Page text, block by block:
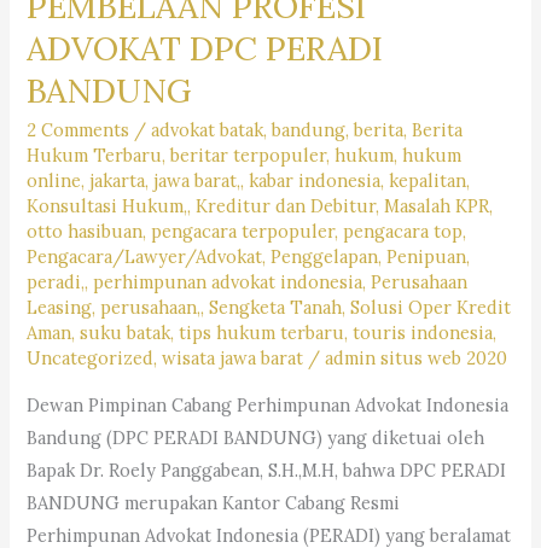
KATA
HUKUM
???
ADVOKAT DPC PERADI
BANDUNG
2 Comments /advokat batak,bandung,berita,Berita
Hukum Terbaru,beritar terpopuler,hukum,hukum
online,jakarta,jawa barat,,kabar indonesia,kepalitan,
Konsultasi Hukum,,Kreditur dan Debitur,Masalah KPR,
otto hasibuan,pengacara terpopuler,pengacara top,
Pengacara/Lawyer/Advokat,Penggelapan,Penipuan,
peradi,,perhimpunan advokat indonesia,Perusahaan
Leasing,perusahaan,,Sengketa Tanah,Solusi Oper Kredit
Aman,suku batak,tips hukum terbaru,touris indonesia,
Uncategorized,wisata jawa barat /admin situs web 2020
Dewan Pimpinan Cabang Perhimpunan Advokat Indonesia
Bandung (DPC PERADI BANDUNG) yang diketuai oleh
Bapak Dr. Roely Panggabean, S.H.,M.H, bahwa DPC PERADI
BANDUNG merupakan Kantor Cabang Resmi
Perhimpunan Advokat Indonesia (PERADI) yang beralamat